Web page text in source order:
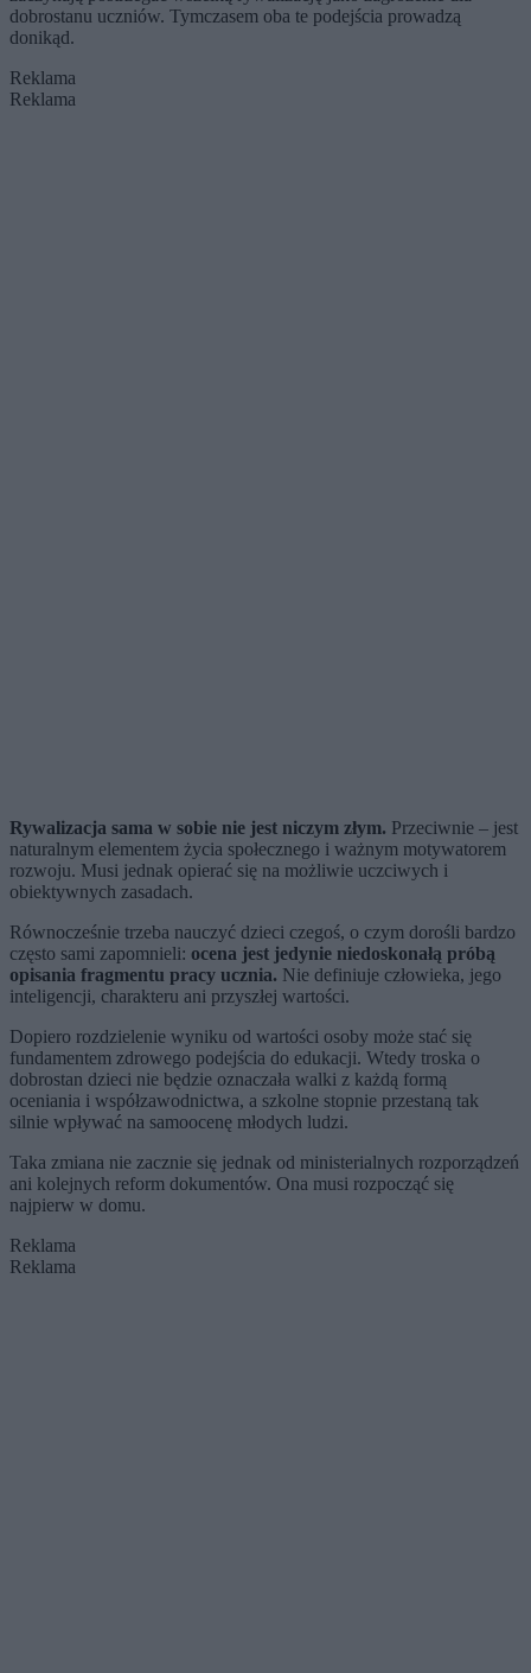
dobrostanu uczniów. Tymczasem oba te podejścia prowadzą
donikąd.
Reklama
Reklama
Rywalizacja sama w sobie nie jest niczym złym. Przeciwnie – jest
naturalnym elementem życia społecznego i ważnym motywatorem
rozwoju. Musi jednak opierać się na możliwie uczciwych i
obiektywnych zasadach.
Równocześnie trzeba nauczyć dzieci czegoś, o czym dorośli bardzo
często sami zapomnieli: ocena jest jedynie niedoskonałą próbą
opisania fragmentu pracy ucznia. Nie definiuje człowieka, jego
inteligencji, charakteru ani przyszłej wartości.
Dopiero rozdzielenie wyniku od wartości osoby może stać się
fundamentem zdrowego podejścia do edukacji. Wtedy troska o
dobrostan dzieci nie będzie oznaczała walki z każdą formą
oceniania i współzawodnictwa, a szkolne stopnie przestaną tak
silnie wpływać na samoocenę młodych ludzi.
Taka zmiana nie zacznie się jednak od ministerialnych rozporządzeń
ani kolejnych reform dokumentów. Ona musi rozpocząć się
najpierw w domu.
Reklama
Reklama